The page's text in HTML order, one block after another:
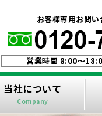
お客様専用お問
営業時間 8:00〜
当社について
Company